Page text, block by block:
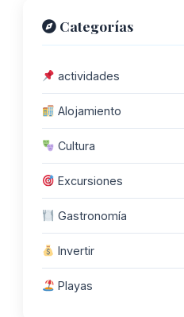
Categorías
actividades
Alojamiento
Cultura
Excursiones
Gastronomía
Invertir
Playas